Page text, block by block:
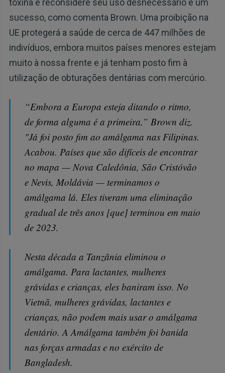
toxina e reconsidere seu uso desnecessário é um
sucesso, como comenta Brown. Uma proibição na
UE protegerá a saúde de cerca de 447 milhões de
indivíduos, embora muitos países menores estejam
muito à nossa frente e já tenham posto fim à
utilização de obturações dentárias com mercúrio.
“Embora a Europa esteja ditando o ritmo,
de forma alguma é a primeira,” Brown diz.
"Já foi posto fim ao amálgama nas Filipinas.
Acabou. Países que são difíceis de encontrar
no mapa — Nova Caledônia, São Cristóvão
e Nevis, Moldávia — terminamos o
amálgama lá. Eles tiveram uma eliminação
gradual de três anos [que] terminou em maio
de 2023.
Nesta década a Tanzânia eliminou o
amálgama. Para lactantes, mulheres
grávidas e crianças, eles baniram isso. No
Vietnã, mulheres grávidas, lactantes e
crianças, não podem mais usar o amálgama
dentário. A Amálgama também foi banida
nas forças armadas e no exército de
Bangladesh.